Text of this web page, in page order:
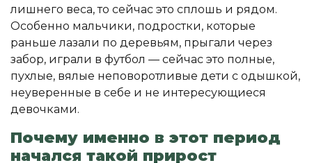
лишнего веса, то сейчас это сплошь и рядом.
Особенно мальчики, подростки, которые
раньше лазали по деревьям, прыгали через
забор, играли в футбол — сейчас это полные,
пухлые, вялые неповоротливые дети с одышкой,
неуверенные в себе и не интересующиеся
девочками.
Почему именно в этот период
начался такой прирост